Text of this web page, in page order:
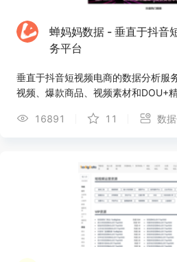
蝉妈妈数据 - 垂直于抖音
务平台
垂直于抖音短视频电商的数据分析服
视频、爆款商品、视频素材和DOU+
一站式数据解决方案。
16891 11 数